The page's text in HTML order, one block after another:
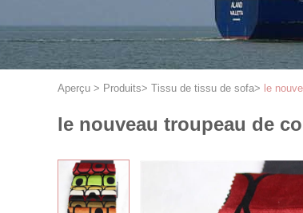
Aperçu > Produits> Tissu de tissu de sofa> le
le nouveau troupeau de